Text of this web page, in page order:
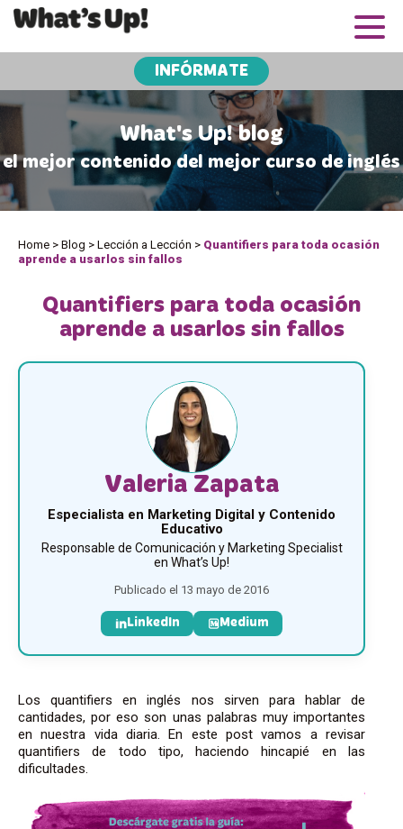
INFÓRMATE
What's Up! blog
el mejor contenido del mejor curso de inglés
Home > Blog > Lección a Lección > Quantifiers para toda ocasión
aprende a usarlos sin fallos
Quantifiers para toda ocasión
aprende a usarlos sin fallos
Valeria Zapata
Especialista en Marketing Digital y Contenido
Educativo
Responsable de Comunicación y Marketing Specialist
en What’s Up!
Publicado el 13 mayo de 2016
LinkedIn Medium
Los quantifiers en inglés nos sirven para hablar de
cantidades, por eso son unas palabras muy importantes
en nuestra vida diaria. En este post vamos a revisar
quantifiers de todo tipo, haciendo hincapié en las
dificultades.